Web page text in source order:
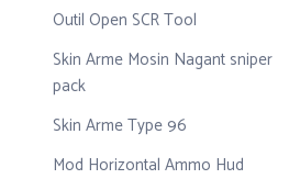
Outil Open SCR Tool
Skin Arme Mosin Nagant sniper
pack
Skin Arme Type 96
Mod Horizontal Ammo Hud